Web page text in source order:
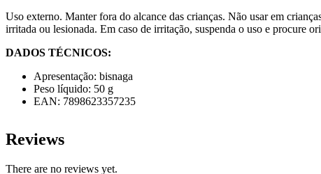
Uso externo. Manter fora do alcance das crianças. Não usar em
irritada ou lesionada. Em caso de irritação, suspenda o uso e procure
DADOS TÉCNICOS:
Apresentação: bisnaga
Peso líquido: 50 g
EAN: 7898623357235
Reviews
There are no reviews yet.